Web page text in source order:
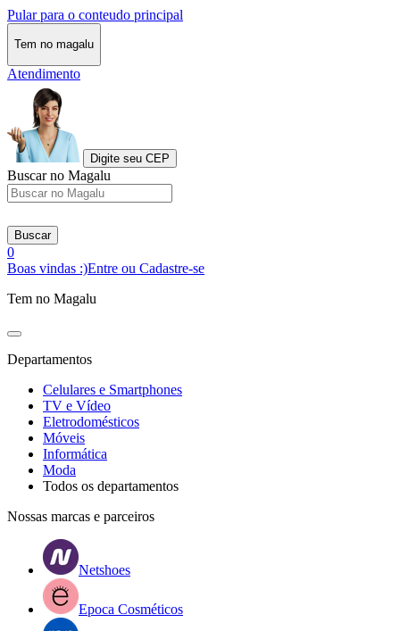
Pular para o conteudo principal
Tem no magalu
Atendimento
Digite seu CEP
Buscar no Magalu
Buscar
0
Boas vindas :)Entre ou Cadastre-se
Tem no Magalu
Departamentos
Celulares e Smartphones
TV e Vídeo
Eletrodomésticos
Móveis
Informática
Moda
Todos os departamentos
Nossas marcas e parceiros
Netshoes
Epoca Cosméticos